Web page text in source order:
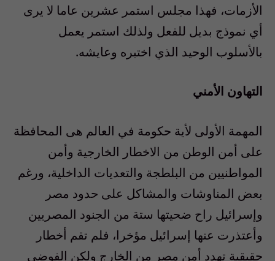
الأزمات، فهذا مجلس استمر عشرين عاما لا يرى
أي نموذج بديل للفعل ولذلك استمر يعمل
بالأسلوب الوحيد الذي اختبره وعايشه.
التهاون الأمني
المهمة الأولى لأية حكومة في العالم هى المحافظة
على أمن الوطن من الاخطار الخارجية وأمن
المواطنيين من البلطجة والتعديات الداخلية، ورغم
بعض المناوشات والمشاكل على حدود مصر
وإسرائيل راح ضحيتها ستة من الجنود المصريين
وأعتذرت عنها إسرائيل مؤخرا، فلم تقم أخطار
حقيقية تهدد أمن مصر من الخارج ولكن الفوضى